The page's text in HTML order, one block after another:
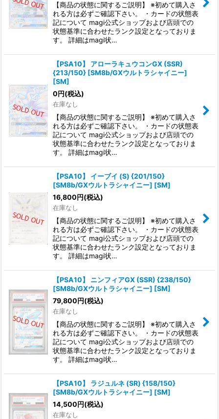
【商品の状態に関するご説明】 ※初めて購入さ
れる方は必ずご確認下さい。 ・カードの状態表
記について magi公式ショップおよび店頭での
状態基準に合わせたランク設定となっておりま
す。 詳細はmagi状…
【PSA10】 アローラキュウコンGX (SSR)
{213/150} [SM8b/GXウルトラシャイニー]
[SM]
0円(税込)
在庫なし
【商品の状態に関するご説明】 ※初めて購入さ
れる方は必ずご確認下さい。 ・カードの状態表
記について magi公式ショップおよび店頭での
状態基準に合わせたランク設定となっておりま
す。 詳細はmagi状…
【PSA10】 イーブイ (S) {201/150}
[SM8b/GXウルトラシャイニー] [SM]
16,800円(税込)
在庫なし
【商品の状態に関するご説明】 ※初めて購入さ
れる方は必ずご確認下さい。 ・カードの状態表
記について magi公式ショップおよび店頭での
状態基準に合わせたランク設定となっておりま
す。 詳細はmagi状…
【PSA10】 ニンフィアGX (SSR) {238/150}
[SM8b/GXウルトラシャイニー] [SM]
79,800円(税込)
在庫なし
【商品の状態に関するご説明】 ※初めて購入さ
れる方は必ずご確認下さい。 ・カードの状態表
記について magi公式ショップおよび店頭での
状態基準に合わせたランク設定となっておりま
す。 詳細はmagi状…
【PSA10】 ラジュルネ (SR) {158/150}
[SM8b/GXウルトラシャイニー] [SM]
14,500円(税込)
在庫なし